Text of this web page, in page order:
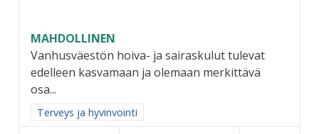
MAHDOLLINEN
Vanhusväestön hoiva- ja sairaskulut tulevat
edelleen kasvamaan ja olemaan merkittävä
osa...
Rajaa tulokset aihepiirin mukaan: Terveys ja hyvinvointi
Terveys ja hyvinvointi